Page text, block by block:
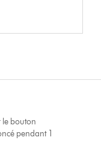
le bouton
pendant 1